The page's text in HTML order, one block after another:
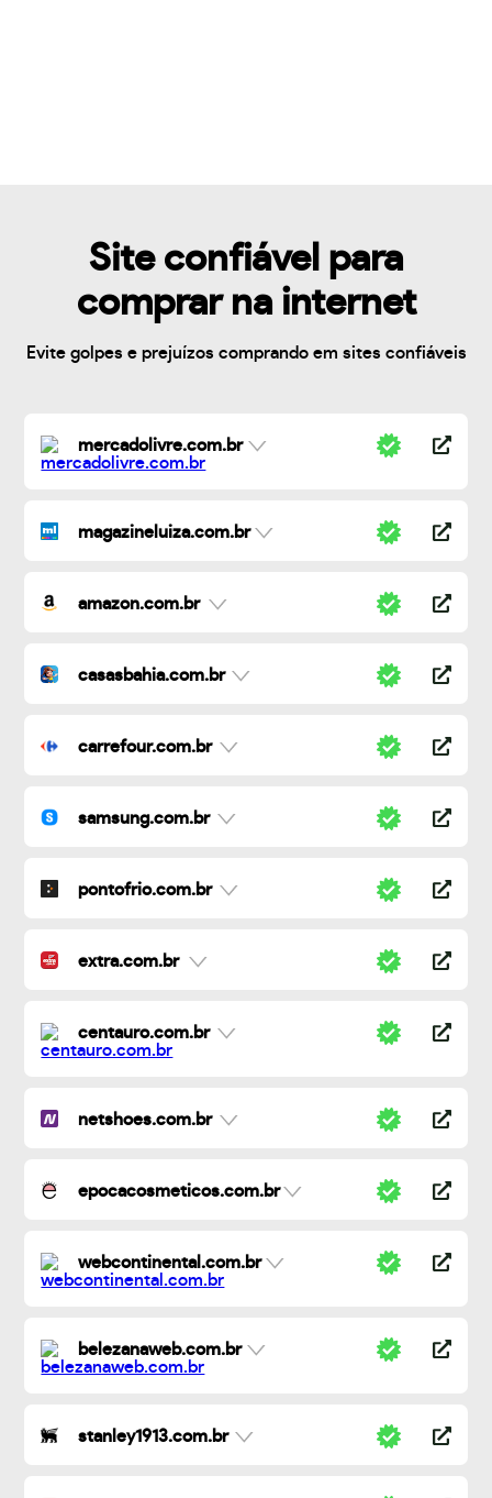
Site confiável para
comprar na internet
Evite golpes e prejuízos comprando em sites confiáveis
mercadolivre.com.br
magazineluiza.com.br
amazon.com.br
casasbahia.com.br
carrefour.com.br
samsung.com.br
pontofrio.com.br
extra.com.br
centauro.com.br
netshoes.com.br
epocacosmeticos.com.br
webcontinental.com.br
belezanaweb.com.br
stanley1913.com.br